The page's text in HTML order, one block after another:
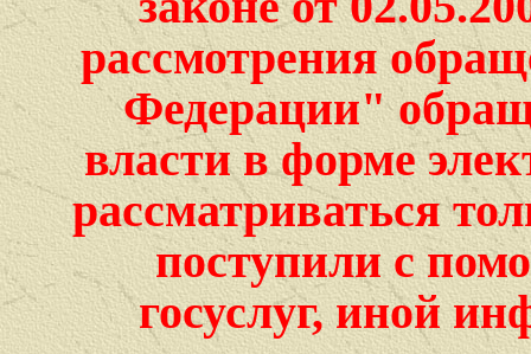
рассмотрения
Федерации"
власти в форме
рассматриваться
поступили с
госуслуг, иной